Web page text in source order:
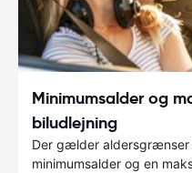
Minimumsalder og
biludlejning
Der gælder aldersgrænser
minimumsalder og en